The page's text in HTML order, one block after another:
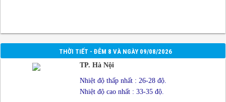
THỜI TIẾT - ĐÊM 8 VÀ NGÀY 09/08/2026
TP. Hà Nội
Nhiệt độ thấp nhất : 26-28 độ.
Nhiệt độ cao nhất : 33-35 độ.